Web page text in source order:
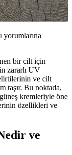
yorumlarına
bir cilt için
zararlı UV
ve cilt
taşır. Bu noktada,
kremleriyle öne
özellikleri ve
ve